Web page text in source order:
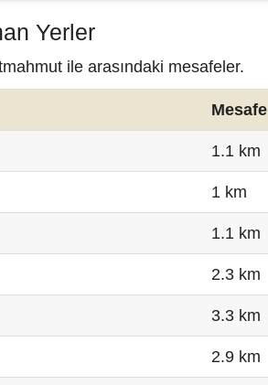
Yerler
ile arasındaki mesafeler.
Mesafe
1.1 km
1 km
1.1 km
2.3 km
3.3 km
2.9 km